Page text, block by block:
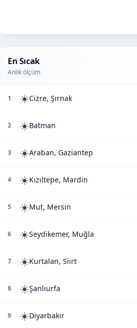
En Sıcak
Anlık ölçüm
1 ☀️Cizre, Şırnak
2 ☀️Batman
3 ☀️Araban, Gaziantep
4 ☀️Kızıltepe, Mardin
5 ☀️Mut, Mersin
6 ☀️Seydikemer, Muğla
7 ☀️Kurtalan, Siirt
8 ☀️Şanlıurfa
9 ☀️Diyarbakır